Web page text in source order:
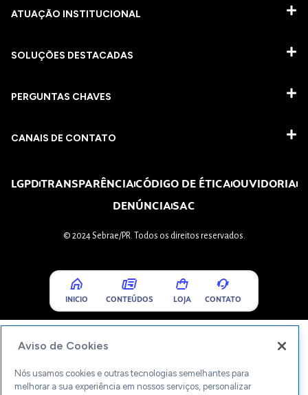
ATUAÇÃO INSTITUCIONAL
SOLUÇÕES DESTACADAS
PERGUNTAS CHAVES​
CANAIS DE CONTATO
LGPDTRANSPARÊNCIACÓDIGO DE ÉTICAOUVIDORIA
DENÚNCIASAC
© 2024 Sebrae/PR. Todos os direitos reservados.
INICIO CONTEÚDOS LOJA CONTATO
Aviso de Cookies
Nós usamos cookies e outras tecnologias semelhantes para
melhorar a sua experiência em nossos serviços, personalizar